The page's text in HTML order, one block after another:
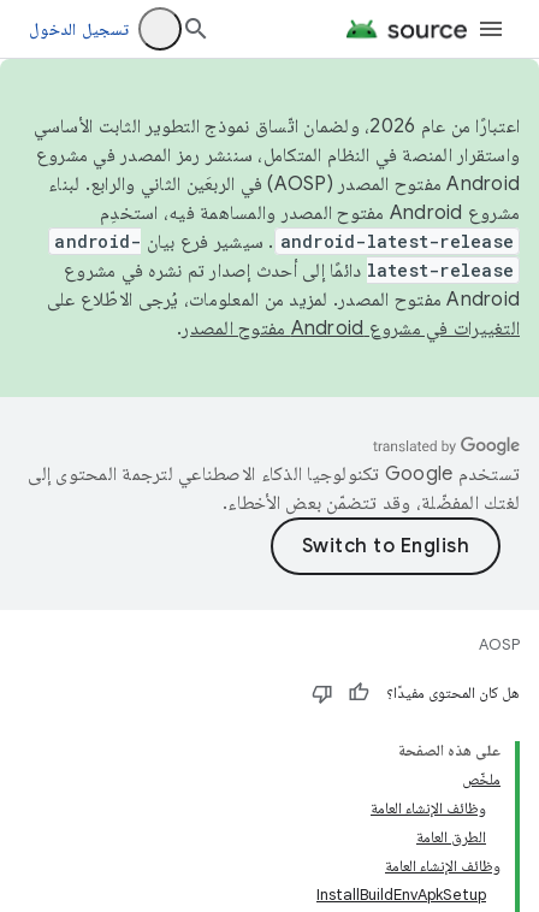
تسجيل الدخول
اعتبارًا من عام 2026، ولضمان اتّساق نموذج التطوير الثابت الأساسي
واستقرار المنصة في النظام المتكامل، سننشر رمز المصدر في مشروع
Android مفتوح المصدر (AOSP) في الربعَين الثاني والرابع. لبناء
مشروع Android مفتوح المصدر والمساهمة فيه، استخدِم
android-latest-release . سيشير فرع بيان android-
latest-release دائمًا إلى أحدث إصدار تم نشره في مشروع
Android مفتوح المصدر. لمزيد من المعلومات، يُرجى الاطّلاع على
التغييرات في مشروع Android مفتوح المصدر
.
تستخدم Google تكنولوجيا الذكاء الاصطناعي لترجمة المحتوى إلى
لغتك المفضّلة، وقد تتضمّن بعض الأخطاء.
AOSP
هل كان المحتوى مفيدًا؟
على هذه الصفحة
ملخّص
وظائف الإنشاء العامة
الطرق العامة
وظائف الإنشاء العامة
InstallBuildEnvApkSetup